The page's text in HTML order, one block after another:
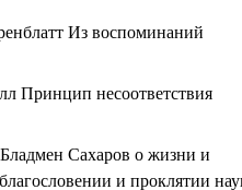
Из воспоминаний
Принцип несоответствия
Сахаров о жизни и
и проклятии